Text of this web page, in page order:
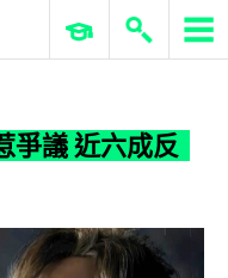
ERP 與商業 AI
爭議 近六成反